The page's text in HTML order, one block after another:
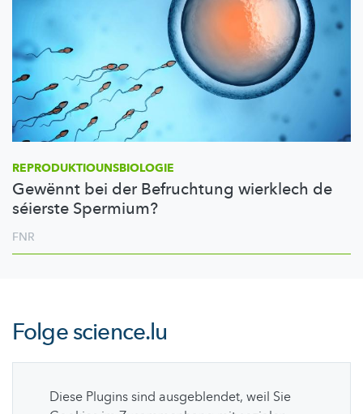
REPRODUKTIOUNSBIOLOGIE
Gewënnt bei der Befruchtung wierklech de
séierste Spermium?
FNR
Folgescience.lu
Diese Plugins sind ausgeblendet, weil Sie